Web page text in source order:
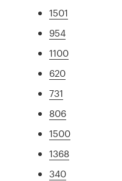
1501
954
1100
620
731
806
1500
1368
340